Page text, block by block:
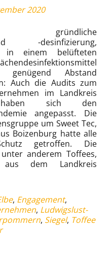
2020
gründliche
-desinfizierung,
in einem belüfteten
genügend Abstand
Auch die Audits zum
im Landkreis
haben sich den
angepasst. Die
um Sweet Tec,
Boizenburg hatte alle
getroffen. Die
anderem Toffees,
dem Landkreis
, Engagement,
, Ludwigslust-
, Siegel, Toffee